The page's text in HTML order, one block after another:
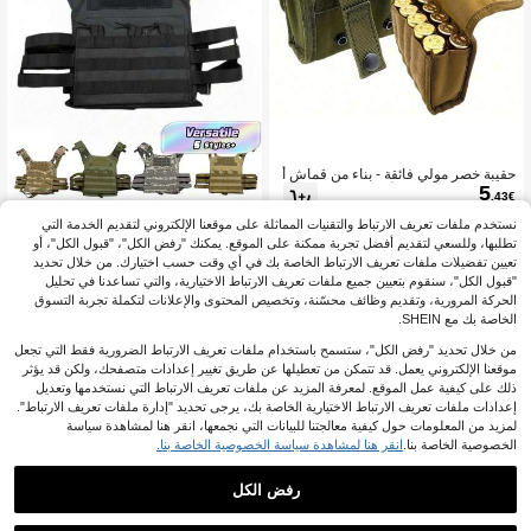
حقيبة خصر مولي فائقة - بناء من قماش أ
كسفورد متين، حقيبة أدوات EDC متعددة
الذخيرة للهواة في الهواء الطلق
5.43€
NEW
سترة صيد متعددة الأغراض بحجم
صغير JPC، سترة تدريب خفيفة الوزن مع
رقعة علم الولايات المتحدة، سترة حامل م
عدات قابلة للتوسيع
21.99€
نستخدم ملفات تعريف الارتباط والتقنيات المماثلة على موقعنا الإلكتروني لتقديم الخدمة التي
تطلبها، وللسعي لتقديم أفضل تجربة ممكنة على الموقع. يمكنك "رفض الكل"، "قبول الكل"، أو
تعيين تفضيلات ملفات تعريف الارتباط الخاصة بك في أي وقت حسب اختيارك. من خلال تحديد
"قبول الكل"، سنقوم بتعيين جميع ملفات تعريف الارتباط الاختيارية، والتي تساعدنا في تحليل
الحركة المرورية، وتقديم وظائف محسّنة، وتخصيص المحتوى والإعلانات لتكملة تجربة التسوق
الخاصة بك مع SHEIN.
من خلال تحديد "رفض الكل"، ستسمح باستخدام ملفات تعريف الارتباط الضرورية فقط التي تجعل
موقعنا الإلكتروني يعمل. قد تتمكن من تعطيلها عن طريق تغيير إعدادات متصفحك، ولكن قد يؤثر
ذلك على كيفية عمل الموقع. لمعرفة المزيد عن ملفات تعريف الارتباط التي نستخدمها وتعديل
إعدادات ملفات تعريف الارتباط الاختيارية الخاصة بك، يرجى تحديد "إدارة ملفات تعريف الارتباط".
لمزيد من المعلومات حول كيفية معالجتنا للبيانات التي نجمعها، انقر هنا لمشاهدة سياسة
الخصوصية الخاصة بنا. انقر هنا لمشاهدة سياسة الخصوصية الخاصة بنا.
رفض الكل